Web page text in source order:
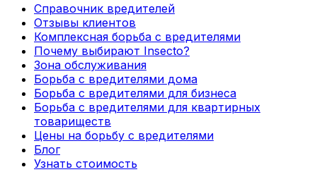
Справочник вредителей
Отзывы клиентов
Комплексная борьба с вредителями
Почему выбирают Insecto?
Зона обслуживания
Борьба с вредителями дома
Борьба с вредителями для бизнеса
Борьба с вредителями для квартирных
товариществ
Цены на борьбу с вредителями
Блог
Узнать стоимость